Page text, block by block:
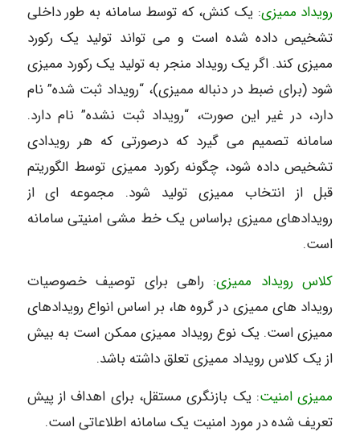
رویداد ممیزی: یک کنش، که توسط سامانه به طور داخلی
تشخیص داده شده است و می تواند تولید یک رکورد
ممیزی کند. اگر یک رویداد منجر به تولید یک رکورد ممیزی
شود (برای ضبط در دنباله ممیزی)، “رویداد ثبت شده” نام
دارد، در غیر این صورت، “رویداد ثبت نشده” نام دارد.
سامانه تصمیم می گیرد که درصورتی که هر رویدادی
تشخیص داده شود، چگونه رکورد ممیزی توسط الگوریتم
قبل از انتخاب ممیزی تولید شود. مجموعه ای از
رویدادهای ممیزی براساس یک خط مشی امنیتی سامانه
است.
کلاس رویداد ممیزی: راهی برای توصیف خصوصیات
رویداد های ممیزی در گروه ها، بر اساس انواع رویدادهای
ممیزی است. یک نوع رویداد ممیزی ممکن است به بیش
از یک کلاس رویداد ممیزی تعلق داشته باشد.
ممیزی امنیت: یک بازنگری مستقل، برای اهداف از پیش
تعریف شده در مورد امنیت یک سامانه اطلاعاتی است.